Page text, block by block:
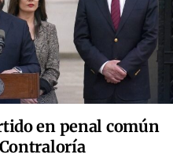
en penal común